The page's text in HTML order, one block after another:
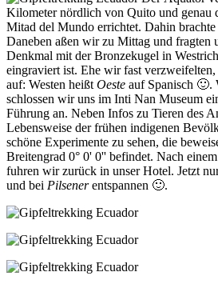
Kilometer nördlich von Quito und genau
Mitad del Mundo errichtet. Dahin
Daneben aßen wir zu Mittag und fragten
Denkmal mit der Bronzekugel in
eingraviert ist. Ehe wir fast
auf: Westen heißt Oeste auf Spanisch 🙂.
schlossen wir uns im Inti Nan Museum
Führung an. Neben Infos zu Tieren des
Lebensweise der frühen indigenen
schöne Experimente zu sehen, die
Breitengrad 0° 0' 0'' befindet. Nach
fuhren wir zurück in unser Hotel. Jetzt
und bei Pilsenerentspannen 🙂.